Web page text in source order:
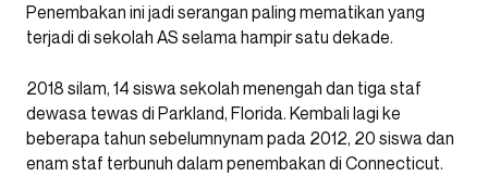
Penembakan ini jadi serangan paling mematikan yang
terjadi di sekolah AS selama hampir satu dekade.
2018 silam, 14 siswa sekolah menengah dan tiga staf
dewasa tewas di Parkland, Florida. Kembali lagi ke
beberapa tahun sebelumnynam pada 2012, 20 siswa dan
enam staf terbunuh dalam penembakan di Connecticut.